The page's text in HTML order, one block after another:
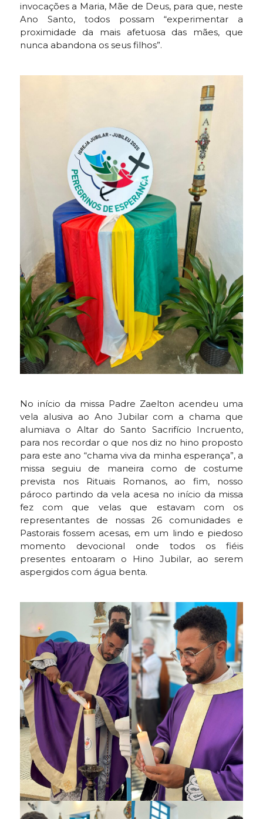
invocações a Maria, Mãe de Deus, para que, neste
Ano Santo, todos possam “experimentar a
proximidade da mais afetuosa das mães, que
nunca abandona os seus filhos”.
No início da missa Padre Zaelton acendeu uma
vela alusiva ao Ano Jubilar com a chama que
alumiava o Altar do Santo Sacrifício Incruento,
para nos recordar o que nos diz no hino proposto
para este ano “chama viva da minha esperança”, a
missa seguiu de maneira como de costume
prevista nos Rituais Romanos, ao fim, nosso
pároco partindo da vela acesa no início da missa
fez com que velas que estavam com os
representantes de nossas 26 comunidades e
Pastorais fossem acesas, em um lindo e piedoso
momento devocional onde todos os fiéis
presentes entoaram o Hino Jubilar, ao serem
aspergidos com água benta.